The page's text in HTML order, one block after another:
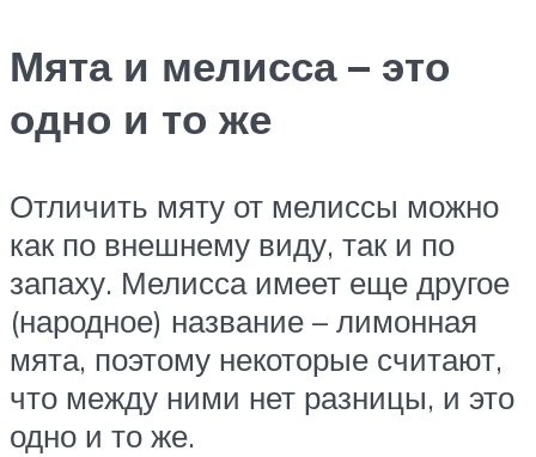
Мята и мелисса – это
одно и то же
Отличить мяту от мелиссы можно
как по внешнему виду, так и по
запаху. Мелисса имеет еще другое
(народное) название – лимонная
мята, поэтому некоторые считают,
что между ними нет разницы, и это
одно и то же.